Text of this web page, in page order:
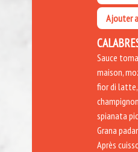
Ajouter
Sauce
maison,
fior di latte,
spianata
Grana
Après